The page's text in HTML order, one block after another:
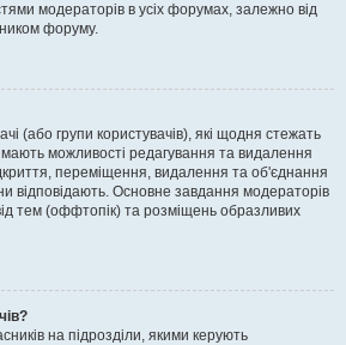
модераторів в усіх форумах, залежно від
форуму.
(або групи користувачів), які щодня стежать
можливості редагування та видалення
переміщення, видалення та об'єднання
відповідають. Основне завдання модераторів
тем (оффтопік) та розміщень образливих
на підрозділи, якими керують